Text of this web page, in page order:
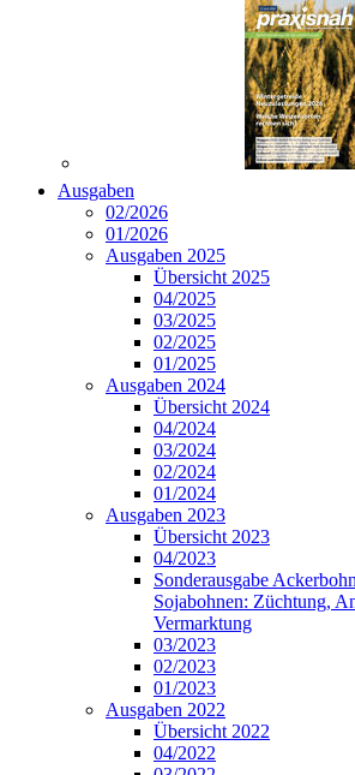
Ausgaben
02/2026
01/2026
Ausgaben 2025
Übersicht 2025
04/2025
03/2025
02/2025
01/2025
Ausgaben 2024
Übersicht 2024
04/2024
03/2024
02/2024
01/2024
Ausgaben 2023
Übersicht 2023
04/2023
Sonderausgabe
Sojabohnen: Züchtung,
Vermarktung
03/2023
02/2023
01/2023
Ausgaben 2022
Übersicht 2022
04/2022